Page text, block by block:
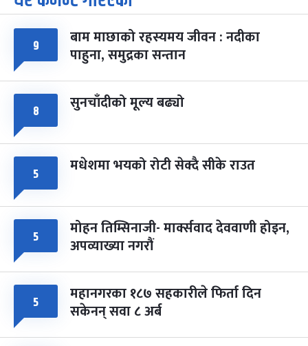
आइत चैत्र ७, २०८३-Mar 21, 2027
८ फागुपूर्णिमा
चैत्र ८, २०८३-Mar 22, 2027
७ महिना बाँकी
९ बाम माछाको रहस्यमय जीवन : नदीका
पाहुना, समुद्रका सन्तान
८ सुनचाँदीको मूल्य बढ्यो
५ मधेशमा भयको रोटी सेक्दै सीके राउत
५ मोहन तिम्सिनाजी- मार्क्सवाद देववाणी होइन,
अपव्याख्या नगरौं
५ महानगरका १८७ सहकारीले फिर्ता दिन
सकेनन् सवा ८ अर्ब